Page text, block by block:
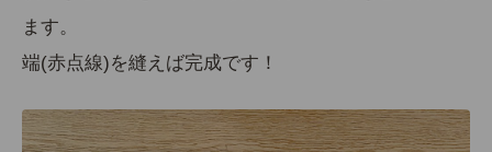
ます。
端(赤点線)を縫えば完成です！